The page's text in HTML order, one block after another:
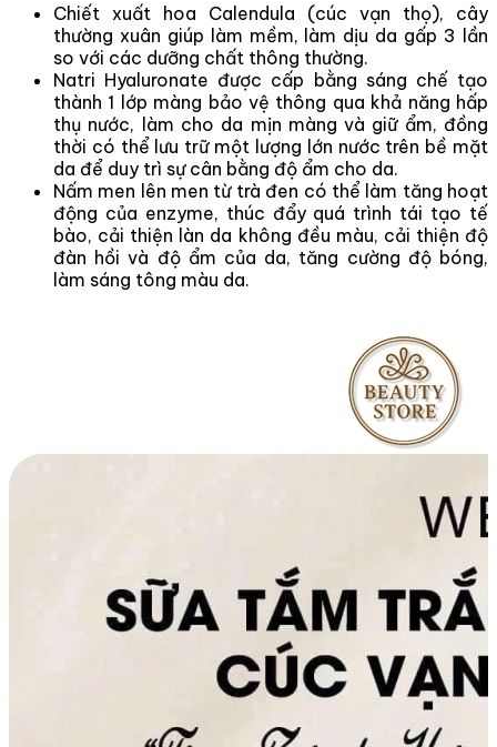
Chiết xuất hoa Calendula (cúc vạn thọ), cây
thường xuân giúp làm mềm, làm dịu da gấp 3 lần
so với các dưỡng chất thông thường.
Natri Hyaluronate được cấp bằng sáng chế tạo
thành 1 lớp màng bảo vệ thông qua khả năng hấp
thụ nước, làm cho da mịn màng và giữ ẩm, đồng
thời có thể lưu trữ một lượng lớn nước trên bề mặt
da để duy trì sự cân bằng độ ẩm cho da.
Nấm men lên men từ trà đen có thể làm tăng hoạt
động của enzyme, thúc đẩy quá trình tái tạo tế
bào, cải thiện làn da không đều màu, cải thiện độ
đàn hồi và độ ẩm của da, tăng cường độ bóng,
làm sáng tông màu da.